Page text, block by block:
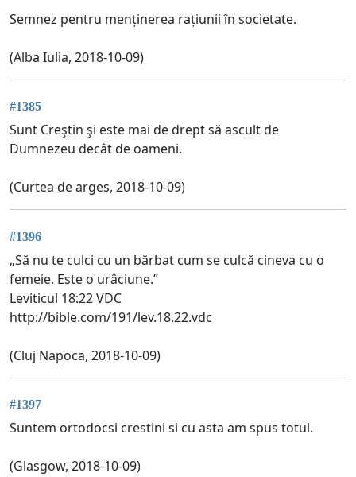
Semnez pentru menținerea rațiunii în societate.
(Alba Iulia, 2018-10-09)
#1385
Sunt Creştin şi este mai de drept să ascult de
Dumnezeu decât de oameni.
(Curtea de arges, 2018-10-09)
#1396
„Să nu te culci cu un bărbat cum se culcă cineva cu o
femeie. Este o urâciune.”
‭‭Leviticul‬ ‭18:22‬ ‭VDC‬‬
http://bible.com/191/lev.18.22.vdc
(Cluj Napoca, 2018-10-09)
#1397
Suntem ortodocsi crestini si cu asta am spus totul.
(Glasgow, 2018-10-09)